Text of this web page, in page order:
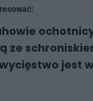
ze
jest